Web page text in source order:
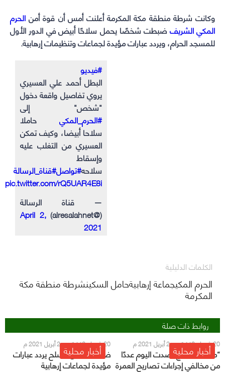
وكانت شرطة منطقة مكة المكرمة أعلنت أمس أن قوة أمن الحرم
المكي الشريفضبطت شخصًا يحمل سلاحًا أبيض في الدور الأول
للمسجد الحرام، ويردد عبارات مؤيدة لجماعات وتنظيمات إرهابية.
#فيديو
البطل أحمد علي العسيري
يروي تفاصيل واقعة دخول
"شخص" إلى
#الحرم_المكيحاملا
سلاحا أبيضا، وكيف تمكن
العسيري من التغلب عليه
وإسقاط
سلاحه#تواصل#قناة_الرسالة
pic.twitter.com/rQ5UAR4E8i
— قناة الرسالة
(@alresalahnet)
April 2,
2021
الكلمات الدليلية
الحرم المكيجماعة إرهابيةحامل السكينشرطة منطقة مكة
المكرمة
روابط ذات صلة
أخبار محلية20 شعبان 1442 هـ - 2 أبريل 2021 م
“مشاط”: الحج رصدت اليوم عددًا
من مخالفي إجراءات تصاريح العمرة
أخبار محلية20 شعبان 1442 هـ - 2 أبريل 2021 م
ضبط شخص مسلح يردد عبارات
مؤيدة لجماعات إرهابية